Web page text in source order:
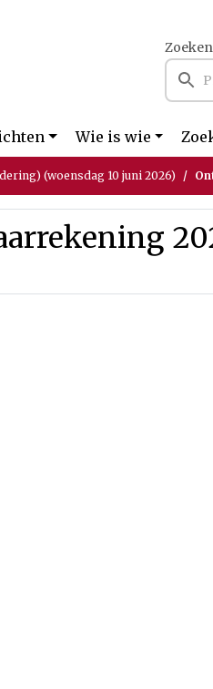
Zoeken
Wie is wie
(woensdag 10 juni 2026)